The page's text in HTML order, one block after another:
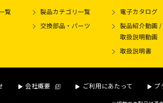
覧
製品カテゴリ一覧
交換部品・パーツ
電子カタログ
製品紹介動画 /
取扱説明動画
取扱説明書
会社概要 ご利用にあたって プ